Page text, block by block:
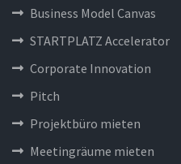
Business Model Canvas
STARTPLATZ Accelerator
Corporate Innovation
Pitch
Projektbüro mieten
Meetingräume mieten